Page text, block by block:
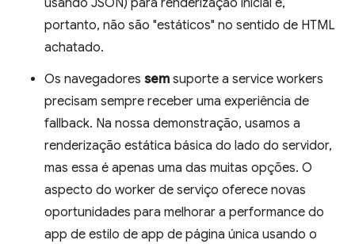
usando JSON) para renderização inicial e,
portanto, não são "estáticos" no sentido de HTML
achatado.
Os navegadores sem suporte a service workers
precisam sempre receber uma experiência de
fallback. Na nossa demonstração, usamos a
renderização estática básica do lado do servidor,
mas essa é apenas uma das muitas opções. O
aspecto do worker de serviço oferece novas
oportunidades para melhorar a performance do
app de estilo de app de página única usando o